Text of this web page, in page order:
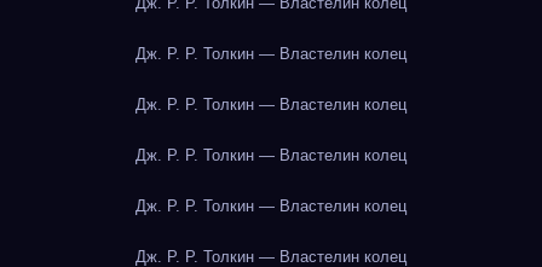
Дж. Р. Р. Толкин — Властелин колец
Дж. Р. Р. Толкин — Властелин колец
Дж. Р. Р. Толкин — Властелин колец
Дж. Р. Р. Толкин — Властелин колец
Дж. Р. Р. Толкин — Властелин колец